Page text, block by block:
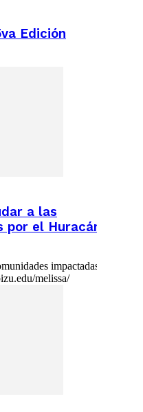
Edición
a las
el Huracán...
impactadas por el
melissa/